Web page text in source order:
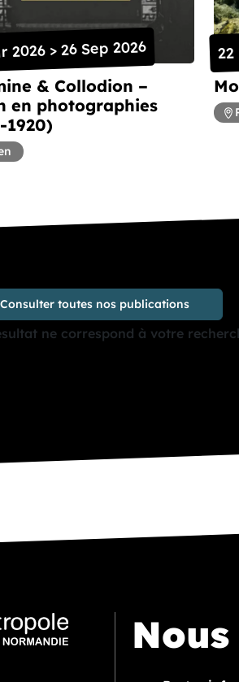
& Collodion –
en photographies
1920)
2026 > 26 Sep 2026
Consulter toutes nos publications
ne correspond à votre